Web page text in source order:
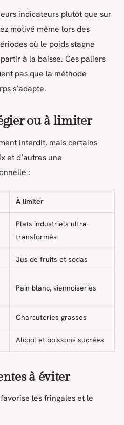
indicateurs plutôt que sur
motivé même lors des
où le poids stagne
à la baisse. Ces paliers
pas que la méthode
s’adapte.
ou à limiter
interdit, mais certains
et d’autres une
:
À limiter
Plats industriels ultra-
transformés
Jus de fruits et sodas
Pain blanc, viennoiseries
Charcuteries grasses
Alcool et boissons sucrées
à éviter
les fringales et le